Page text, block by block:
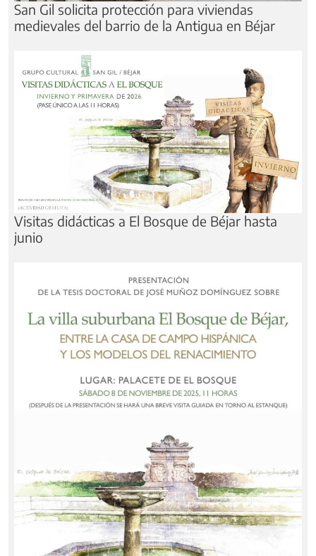
San Gil solicita protección para viviendas
medievales del barrio de la Antigua en Béjar
Visitas didácticas a El Bosque de Béjar hasta
junio